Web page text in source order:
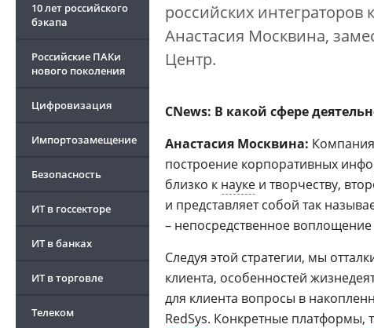
10 лет российского
бэкапа
Российские ПАКи
нового поколения
Цифровизация
Импортозамещение
Безопасность
ИТ в госсекторе
ИТ в банках
ИТ в торговле
Телеком
российских интеграторов
Анастасия Москвина,
Центр.
CNews: В какой сфере
Анастасия Москвина:
построение корпоративных
близко к науке и творчеству,
и представляет собой так
– непосредственное
Следуя этой стратегии, мы
клиента, особенностей
для клиента вопросы в
RedSys. Конкретные платформы,